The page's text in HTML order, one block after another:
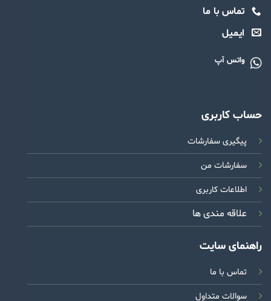
تماس با ما
ایمیل
واتس آپ
حساب کاربری
پیگیری سفارشات
سفارشات من
اطلاعات کاربری
علاقه مندی ها
راهنمای سایت
تماس با ما
سوالات متداول